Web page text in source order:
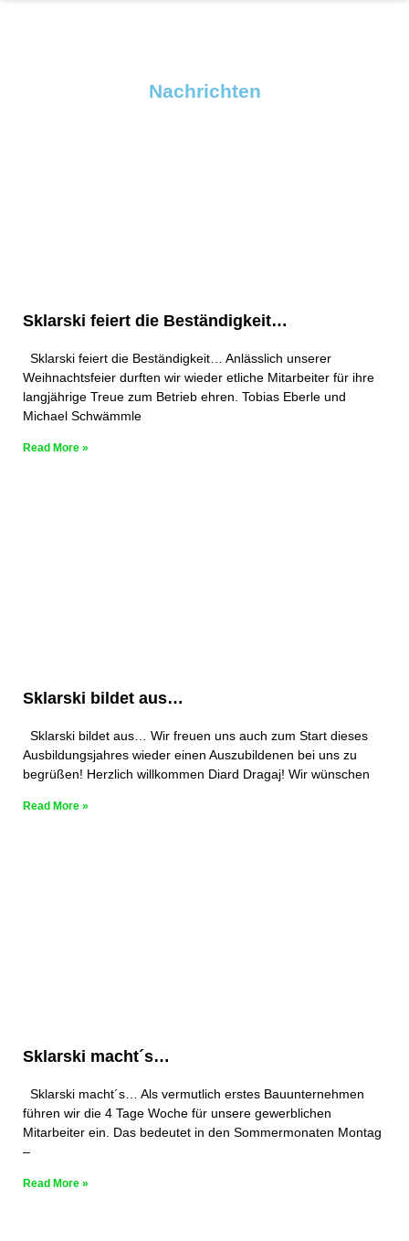
Nachrichten
Sklarski feiert die Beständigkeit…
Sklarski feiert die Beständigkeit… Anlässlich unserer
Weihnachtsfeier durften wir wieder etliche Mitarbeiter für ihre
langjährige Treue zum Betrieb ehren. Tobias Eberle und
Michael Schwämmle
Read More »
Sklarski bildet aus…
Sklarski bildet aus… Wir freuen uns auch zum Start dieses
Ausbildungsjahres wieder einen Auszubildenen bei uns zu
begrüßen! Herzlich willkommen Diard Dragaj! Wir wünschen
Read More »
Sklarski macht´s…
Sklarski macht´s… Als vermutlich erstes Bauunternehmen
führen wir die 4 Tage Woche für unsere gewerblichen
Mitarbeiter ein. Das bedeutet in den Sommermonaten Montag
–
Read More »